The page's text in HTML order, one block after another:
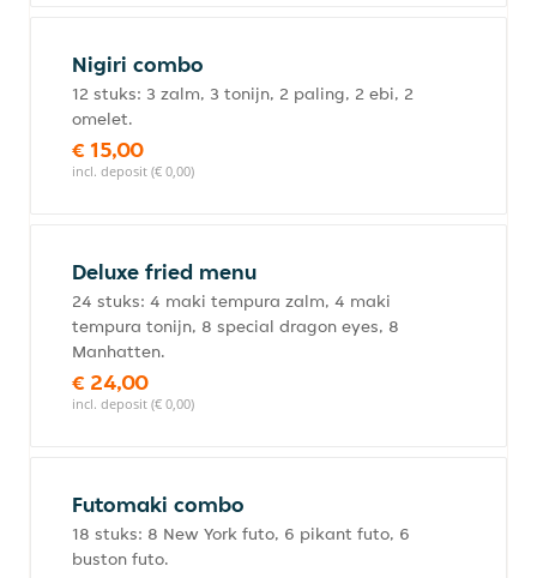
Nigiri combo
12 stuks: 3 zalm, 3 tonijn, 2 paling, 2 ebi, 2
omelet.
€ 15,00
incl. deposit (€ 0,00)
Deluxe fried menu
24 stuks: 4 maki tempura zalm, 4 maki
tempura tonijn, 8 special dragon eyes, 8
Manhatten.
€ 24,00
incl. deposit (€ 0,00)
Futomaki combo
18 stuks: 8 New York futo, 6 pikant futo, 6
buston futo.